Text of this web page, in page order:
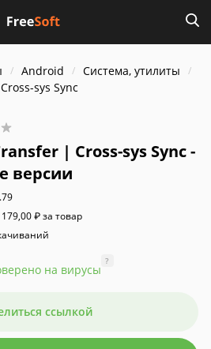
Android
Система, утилиты
sys Sync
| Cross-sys Sync -
версии
179,00 ₽ за товар
на вирусы
?
ссылкой